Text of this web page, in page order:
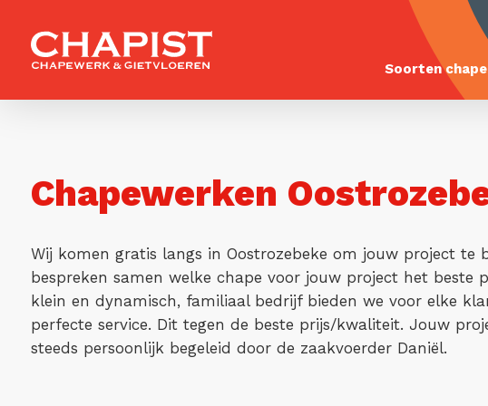
Soorten chape
Chapewerken
Wij komen gratis langs in Oostrozebeke om jouw project te
bespreken samen welke chape voor jouw project het beste
klein en dynamisch, familiaal bedrijf bieden we voor elke
perfecte service. Dit tegen de beste prijs/kwaliteit. Jouw
steeds persoonlijk begeleid door de zaakvoerder Daniël.